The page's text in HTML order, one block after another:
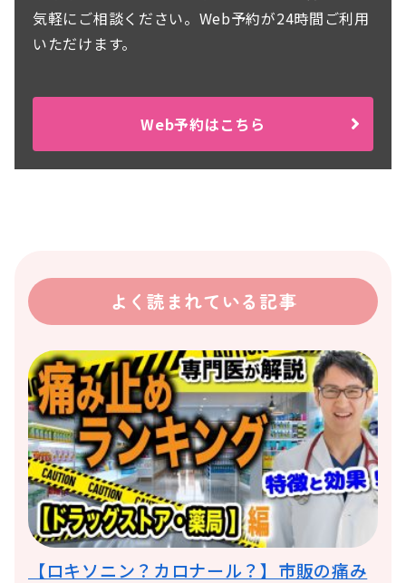
気軽にご相談ください。Web予約が24時間ご利用
いただけます。
Web予約はこちら
よく読まれている記事
【ロキソニン？カロナール？】市販の痛み